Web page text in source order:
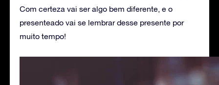
Com certeza vai ser algo bem diferente, e o
presenteado vai se lembrar desse presente por
muito tempo!